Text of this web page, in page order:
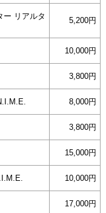
ー リアルタ
5,200円
10,000円
3,800円
8,000円
3,800円
15,000円
10,000円
17,000円